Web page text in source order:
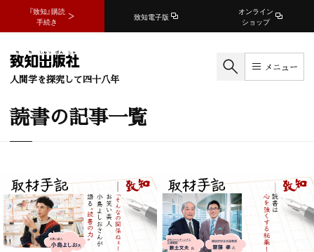
『致知』購読
手続き
致知電子版
オンライン
ショップ
人間学を探究して四十八年
メニュー
読書の記事一覧